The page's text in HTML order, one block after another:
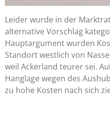
Leider wurde in der
alternative Vorschlag
Hauptargument wurden
Standort westlich von
weil Ackerland teurer sei.
Hanglage wegen des
zu hohe Kosten nach sich